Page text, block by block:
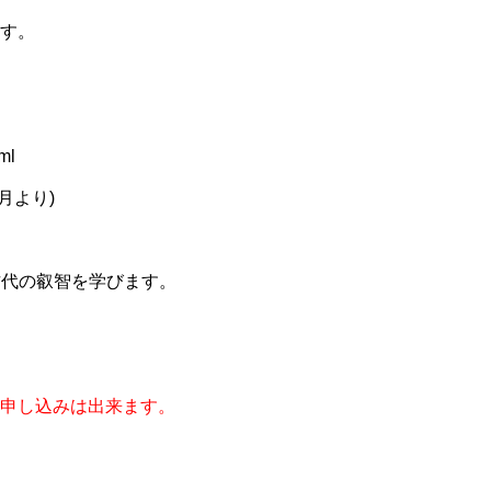
。
より)
の叡智を学びます。
し込みは出来ます。